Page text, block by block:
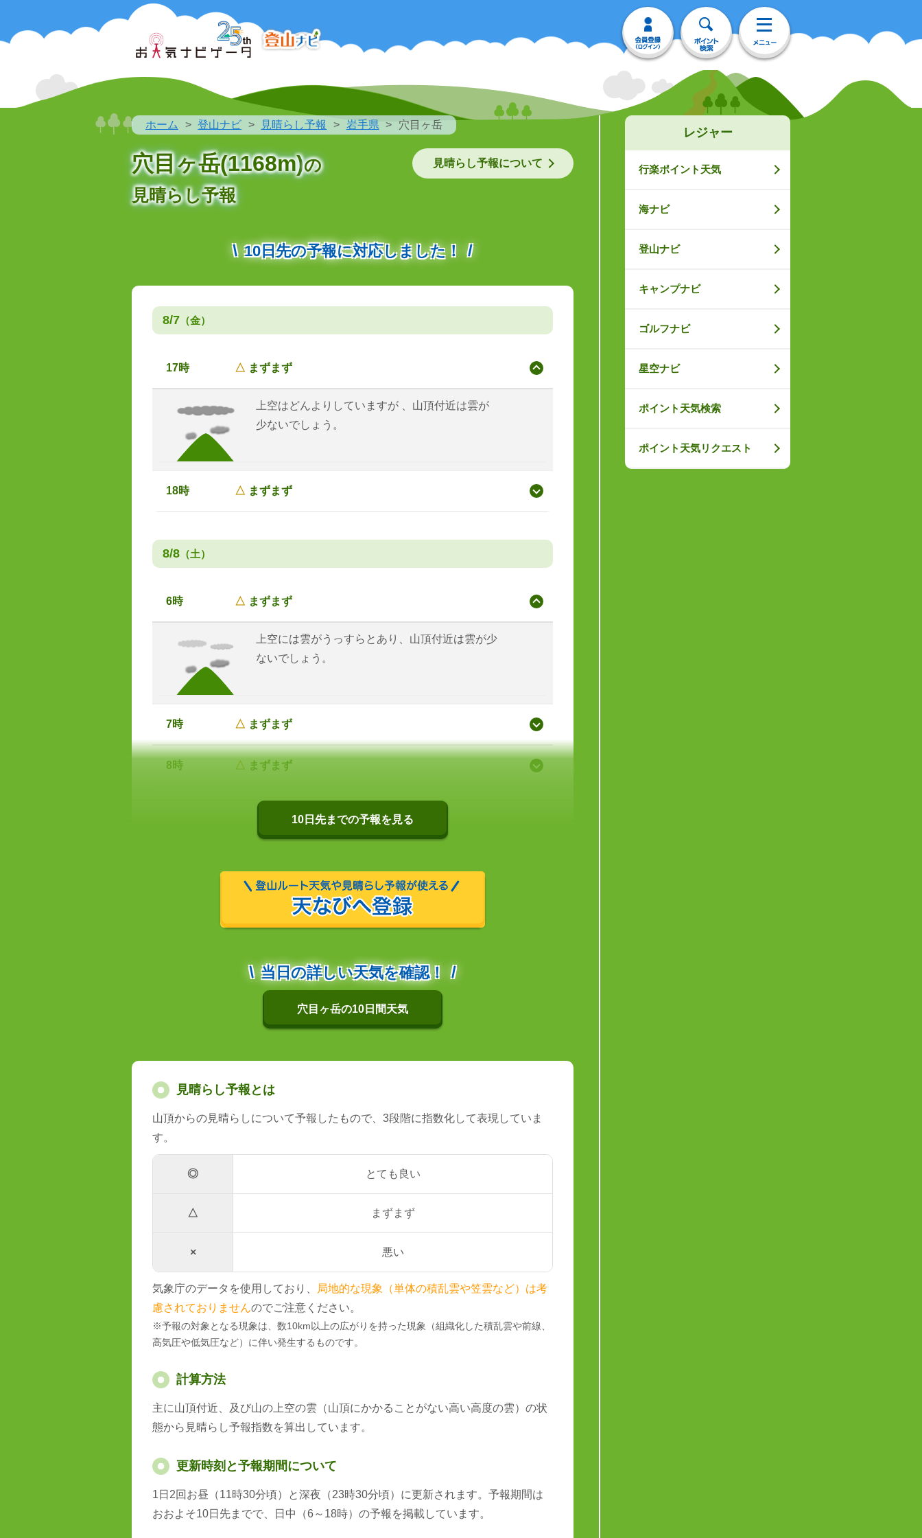
ホーム 登山ナビ 見晴らし予報 岩手県 穴目ヶ岳
穴目ヶ岳(1168m)の
見晴らし予報
見晴らし予報について
10日先の予報に対応しました！
8/7 （金）
17時 △ まずまず
上空はどんよりしていますが 、山頂付近は雲が
少ないでしょう。
18時 △ まずまず
8/8 （土）
6時 △ まずまず
上空には雲がうっすらとあり、山頂付近は雲が少
ないでしょう。
7時 △ まずまず
8時 △ まずまず
10日先までの予報を見る
当日の詳しい天気を確認！
穴目ヶ岳の10日間天気
見晴らし予報とは
山頂からの見晴らしについて予報したもので、3段階に指数化して表現していま
す。
◎ とても良い
△ まずまず
× 悪い
気象庁のデータを使用しており、
局地的な現象（単体の積乱雲や笠雲など）は考
慮されておりませんのでご注意ください。
※予報の対象となる現象は、数10km以上の広がりを持った現象（組織化した積乱雲や前線、
高気圧や低気圧など）に伴い発生するものです。
計算方法
主に山頂付近、及び山の上空の雲（山頂にかかることがない高い高度の雲）の状
態から見晴らし予報指数を算出しています。
更新時刻と予報期間について
1日2回お昼（11時30分頃）と深夜（23時30分頃）に更新されます。予報期間は
おおよそ10日先までで、日中（6～18時）の予報を掲載しています。
レジャー
行楽ポイント天気
海ナビ
登山ナビ
キャンプナビ
ゴルフナビ
星空ナビ
ポイント天気検索
ポイント天気リクエスト